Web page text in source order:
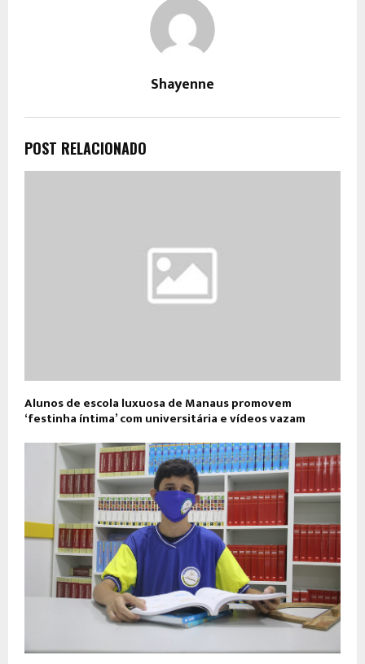
Shayenne
POST RELACIONADO
Alunos de escola luxuosa de Manaus promovem
‘festinha íntima’ com universitária e vídeos vazam